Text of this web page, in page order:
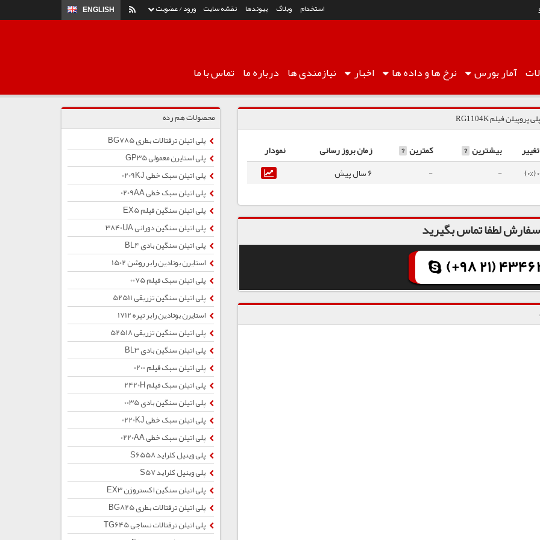
ورود / عضویت ENGLISH استخدام وبلاگ پیوندها نقشه سایت
آماربورس نرخ هاو داده ها اخبار نیازمندی ها درباره ما تماس با ما
پلی پروپیلن فیلم RG1104K
تغییر بیشترین ? کمترین ? زمان بروز رسانی
نمودار
0 (0%)
-
- 6 سال پیش
لطفا تماس بگیرید
(+98 21)
محصولات هم رده
پلی اتیلن ترفتالات بطری BG785
پلی استایرن معمولی GP35
پلی اتیلن سبک خطی 0209KJ
پلی اتیلن سبک خطی 0209AA
پلی اتیلن سنگین فیلم EX5
پلی اتیلن سنگین دورانی 3840UA
پلی اتیلن سنگین بادی BL4
استایرن بوتادین رابر روشن 1502
پلی اتیلن سبک فیلم 0075
پلی اتیلن سنگین تزریقی 52511
استایرن بوتادین رابر تیره 1712
پلی اتیلن سنگین تزریقی 52518
پلی اتیلن سنگین بادی BL3
پلی اتیلن سبک فیلم 0200
پلی اتیلن سبک فیلم 2420H
پلی اتیلن سنگین بادی 0035
پلی اتیلن سبک خطی 0220KJ
پلی اتیلن سبک خطی 0220AA
پلی وینیل کلراید S6558
پلی وینیل کلراید S57
پلی اتیلن سنگین اکستروژن EX3
پلی اتیلن ترفتالات بطری BG825
پلی اتیلن ترفتالات نساجی TG645